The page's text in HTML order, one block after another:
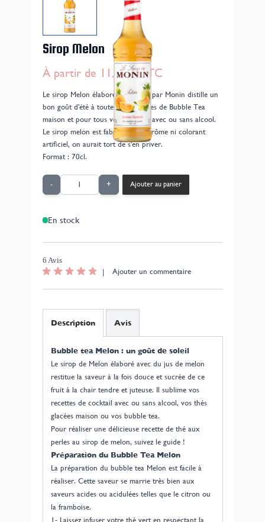
Sirop Melon
À partir de 11,90 €TTC
Le sirop Melon élaboré en France par Monin distille un
bon goût d'été à toutes vos recettes de Bubble Tea
maison et pour tous vos cocktails avec ou sans alcool.
Le sirop melon est fabriqué sans arôme ni colorant
artificiel, on aurait tort de s'en priver.
Format : 70cl.
Quantité
- + Ajouter au panier
En stock
6 Avis
|
Ajouter un commentaire
Description Avis
Bubble tea Melon : un goût de soleil
Le sirop de Melon élaboré avec du jus de melon
restitue la saveur à la fois douce et sucrée de ce
fruit à la chair tendre et juteuse. Il sublime vos
recettes de cocktail avec ou sans alcool, vos thés
glacées maison ou vos bubble tea.
Pour réaliser une délicieuse recette de thé aux
perles au sirop de melon, suivez le guide !
Préparation du Bubble Tea Melon
La préparation du bubble tea Melon est facile à
réaliser. Cette saveur se marrie très bien aux
saveurs acides ou acidulées telles que le citron ou
la framboise.
1- Laissez infuser votre thé vert en respectant la